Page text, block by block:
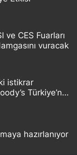
ve CES Fuarları
vuracak
istikrar
Türkiye’nin
hazırlanıyor